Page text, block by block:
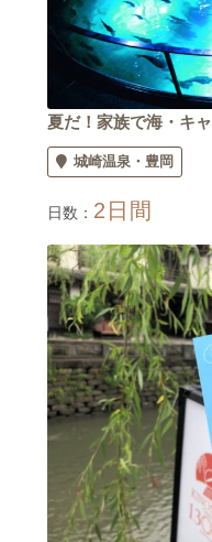
夏だ！家族で海・キ
城崎温泉 豊岡
日数： 2日間